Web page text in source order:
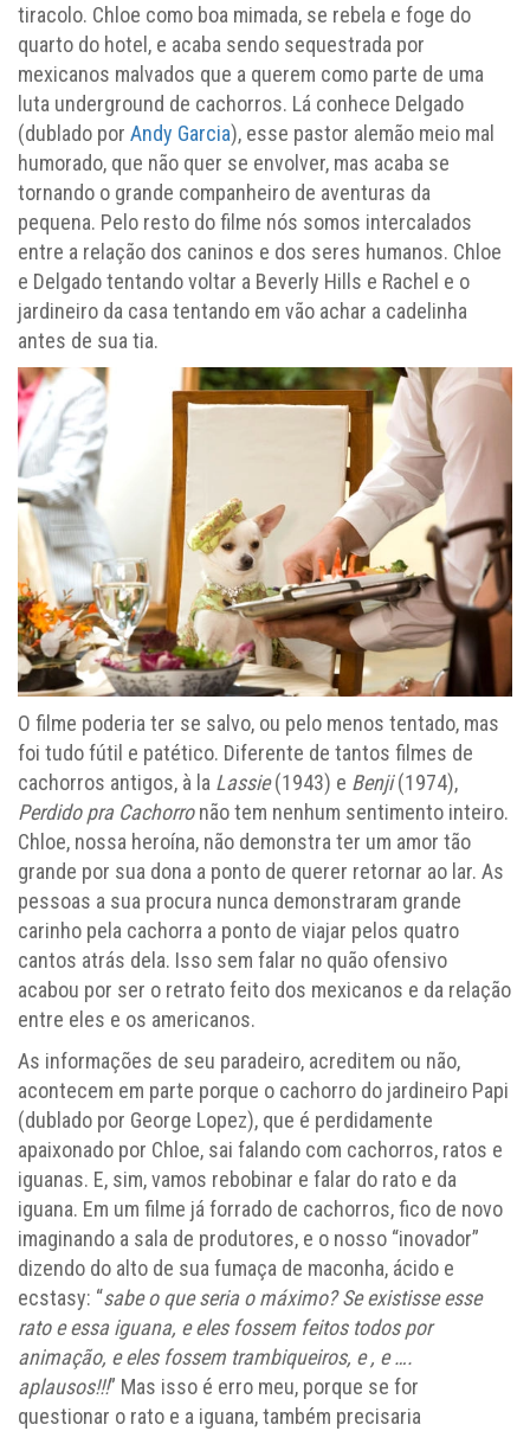
tiracolo. Chloe como boa mimada, se rebela e foge do
quarto do hotel, e acaba sendo sequestrada por
mexicanos malvados que a querem como parte de uma
luta underground de cachorros. Lá conhece Delgado
(dublado por Andy Garcia), esse pastor alemão meio mal
humorado, que não quer se envolver, mas acaba se
tornando o grande companheiro de aventuras da
pequena. Pelo resto do filme nós somos intercalados
entre a relação dos caninos e dos seres humanos. Chloe
e Delgado tentando voltar a Beverly Hills e Rachel e o
jardineiro da casa tentando em vão achar a cadelinha
antes de sua tia.
O filme poderia ter se salvo, ou pelo menos tentado, mas
foi tudo fútil e patético. Diferente de tantos filmes de
cachorros antigos, à la Lassie(1943) e Benji(1974),
Perdido pra Cachorronão tem nenhum sentimento inteiro.
Chloe, nossa heroína, não demonstra ter um amor tão
grande por sua dona a ponto de querer retornar ao lar. As
pessoas a sua procura nunca demonstraram grande
carinho pela cachorra a ponto de viajar pelos quatro
cantos atrás dela. Isso sem falar no quão ofensivo
acabou por ser o retrato feito dos mexicanos e da relação
entre eles e os americanos.
As informações de seu paradeiro, acreditem ou não,
acontecem em parte porque o cachorro do jardineiro Papi
(dublado por George Lopez), que é perdidamente
apaixonado por Chloe, sai falando com cachorros, ratos e
iguanas. E, sim, vamos rebobinar e falar do rato e da
iguana. Em um filme já forrado de cachorros, fico de novo
imaginando a sala de produtores, e o nosso “inovador”
dizendo do alto de sua fumaça de maconha, ácido e
ecstasy: “sabe o que seria o máximo? Se existisse esse
rato e essa iguana, e eles fossem feitos todos por
animação, e eles fossem trambiqueiros, e , e ….
aplausos!!!” Mas isso é erro meu, porque se for
questionar o rato e a iguana, também precisaria